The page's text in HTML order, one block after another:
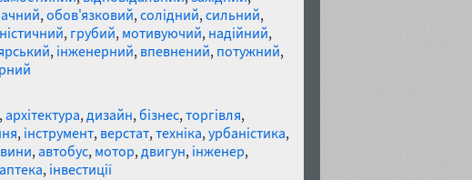
,обов'язковий,солідний,сильний,
, грубий, мотивуючий, надійний,
, інженерний, впевнений, потужний,
,архітектура,дизайн,бізнес,торгівля,
, інструмент, верстат,техніка,урбаністика,
,автобус, мотор,двигун, інженер,
аптека, інвестиції